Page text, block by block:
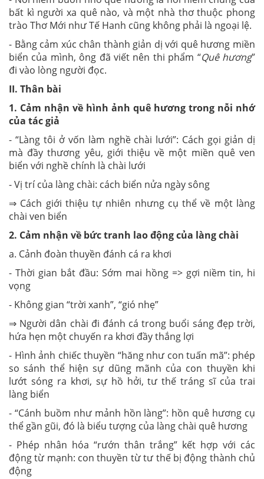
bất kì người xa quê nào, và một nhà thơ thuộc phong
trào Thơ Mới như Tế Hanh cũng không phải là ngoại lệ.
- Bằng cảm xúc chân thành giản dị với quê hương miền
biển của mình, ông đã viết nên thi phẩm “Quê hương”
đi vào lòng người đọc.
II. Thân bài
1. Cảm nhận về hình ảnh quê hương trong nỗi nhớ
của tác giả
- “Làng tôi ở vốn làm nghề chài lưới”: Cách gọi giản dị
mà đầy thương yêu, giới thiệu về một miền quê ven
biển với nghề chính là chài lưới
- Vị trí của làng chài: cách biển nửa ngày sông
⇒ Cách giới thiệu tự nhiên nhưng cụ thể về một làng
chài ven biển
2. Cảm nhận về bức tranh lao động của làng chài
a. Cảnh đoàn thuyền đánh cá ra khơi
- Thời gian bắt đầu: Sớm mai hồng => gợi niềm tin, hi
vọng
- Không gian “trời xanh”, “gió nhẹ”
⇒ Người dân chài đi đánh cá trong buổi sáng đẹp trời,
hứa hẹn một chuyến ra khơi đầy thắng lợi
- Hình ảnh chiếc thuyền “hăng như con tuấn mã”: phép
so sánh thể hiện sự dũng mãnh của con thuyền khi
lướt sóng ra khơi, sự hồ hởi, tư thế tráng sĩ của trai
làng biển
- “Cánh buồm như mảnh hồn làng”: hồn quê hương cụ
thể gần gũi, đó là biểu tượng của làng chài quê hương
- Phép nhân hóa “rướn thân trắng” kết hợp với các
động từ mạnh: con thuyền từ tư thế bị động thành chủ
động